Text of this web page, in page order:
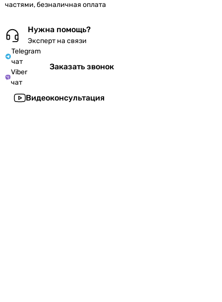
частями, безналичная оплата
Нужна помощь?
Эксперт на связи
Telegram
чат
Viber
чат
Заказать звонок
Видеоконсультация